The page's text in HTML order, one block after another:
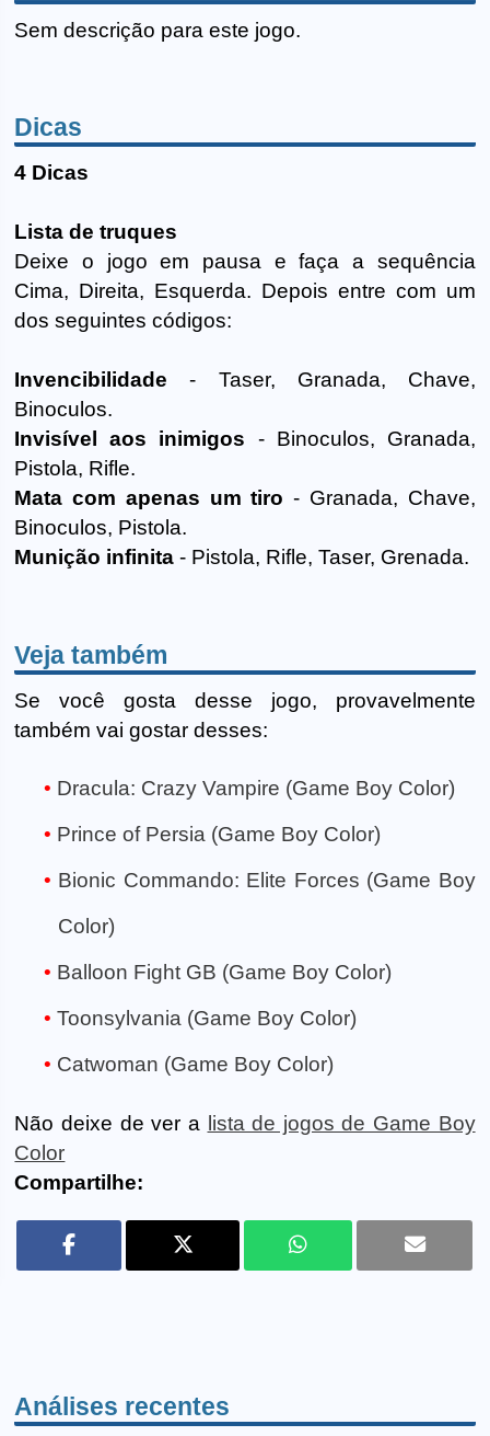
Sem descrição para este jogo.
Dicas
4 Dicas
Lista de truques
Deixe o jogo em pausa e faça a sequência
Cima, Direita, Esquerda. Depois entre com um
dos seguintes códigos:
Invencibilidade - Taser, Granada, Chave,
Binoculos.
Invisível aos inimigos - Binoculos, Granada,
Pistola, Rifle.
Mata com apenas um tiro - Granada, Chave,
Binoculos, Pistola.
Munição infinita - Pistola, Rifle, Taser, Grenada.
Veja também
Se você gosta desse jogo, provavelmente
também vai gostar desses:
Dracula: Crazy Vampire (Game Boy Color)
Prince of Persia (Game Boy Color)
Bionic Commando: Elite Forces (Game Boy
Color)
Balloon Fight GB (Game Boy Color)
Toonsylvania (Game Boy Color)
Catwoman (Game Boy Color)
Não deixe de ver a lista de jogos de Game Boy
Color
Compartilhe:
Análises recentes